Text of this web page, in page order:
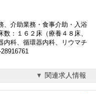
、介助業務・食事介助・入浴
：１６２床（療養４８床、
内科、循環器内科、リウマチ
関連求人情報